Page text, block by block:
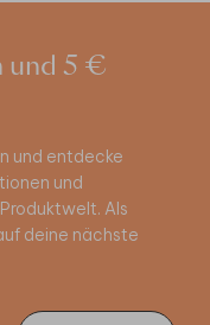
und 5 €
und entdecke
und
Als
deine nächste